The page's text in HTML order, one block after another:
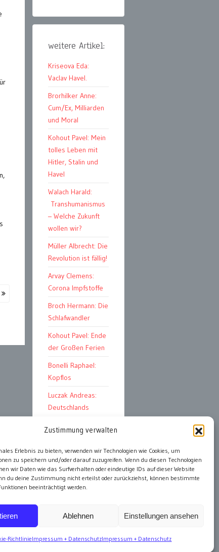
Zustimmung verwalten
Erlebnis zu bieten, verwenden wir Technologien wie Cookies, um
zu speichern und/oder darauf zuzugreifen. Wenn du diesen Technologien
wir Daten wie das Surfverhalten oder eindeutige IDs auf dieser Website
du deine Zustimmung nicht erteilst oder zurückziehst, können bestimmte
beeinträchtigt werden.
Ablehnen Einstellungen ansehen
RichtlinieImpressum + DatenschutzImpressum + Datenschutz
weitere Artikel:
Kriseova Eda:
Vaclav Havel.
Brorhilker Anne:
Cum/Ex, Milliarden
und Moral
Kohout Pavel: Mein
tolles Leben mit
Hitler, Stalin und
Havel
Walach Harald:
Transhumanismus
– Welche Zukunft
wollen wir?
Müller Albrecht: Die
Revolution ist fällig!
Arvay Clemens:
Corona Impfstoffe
Broch Hermann: Die
Schlafwandler
Kohout Pavel: Ende
der Großen Ferien
Bonelli Raphael:
Kopflos
Luczak Andreas:
Deutschlands
alle Artikel